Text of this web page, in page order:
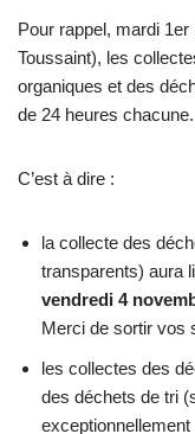
Pour rappel, mardi
Toussaint), les
organiques et des
de 24 heures chacune.
C’est à dire :
la collecte des
transparents) aura
vendredi 4
Merci de sortir vos
les collectes des
des déchets de tri
exceptionnellement